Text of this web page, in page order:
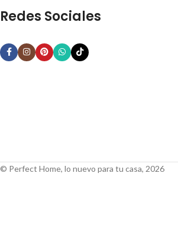
Redes Sociales
© Perfect Home, lo nuevo para tu casa, 2026